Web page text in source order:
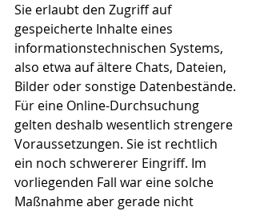
Sie erlaubt den Zugriff auf
gespeicherte Inhalte eines
informationstechnischen Systems,
also etwa auf ältere Chats, Dateien,
Bilder oder sonstige Datenbestände.
Für eine Online-Durchsuchung
gelten deshalb wesentlich strengere
Voraussetzungen. Sie ist rechtlich
ein noch schwererer Eingriff. Im
vorliegenden Fall war eine solche
Maßnahme aber gerade nicht